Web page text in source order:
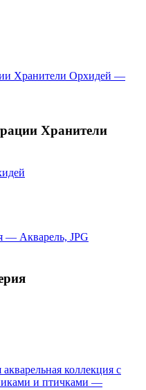
Хранители